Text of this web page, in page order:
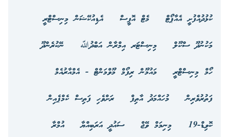
ކުޅުދުއްފުށީ އެއާޕޯޓް
މެޓް އޮފީސް
އެޑިއުކޭޝަން މިނިސްޓްރީ
މަކުނުދޫ ސްކޫލް
މިނިސްޓަރ އިމްރާން އަބްދުﷲ
ނޭކުރެންދޫ
ހޯމް މިނިސްޓްރީ
މައުމޫން ރިފޯމް މޫވްމަންޓް - އެމްއާރުއެމް
ފަތުރުވެރިން
މުހައްމަދު އާތިފް
ރަށްވެހި ފަތިސް ކެމްޕެއިން
ކޮވިޑް-19
މިނިމަމް ވޭޖް ސައުދީ އަރަބިއްޔާ
އުމްރާ